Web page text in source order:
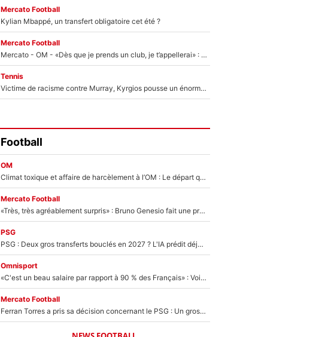
Mercato Football
Kylian Mbappé, un transfert obligatoire cet été ?
Mercato Football
Mercato - OM - «Dès que je prends un club, je t’appellerai» : La promesse de Marcelino au moment de claquer la porte
Tennis
Victime de racisme contre Murray, Kyrgios pousse un énorme coup de gueule !
Football
OM
Climat toxique et affaire de harcèlement à l’OM : Le départ qui soulage le vestiaire de Bruno Genesio
Mercato Football
«Très, très agréablement surpris» : Bruno Genesio fait une promesse pour la suite du mercato de l’OM et rassure les supporters
PSG
PSG : Deux gros transferts bouclés en 2027 ? L'IA prédit déjà les deux joueurs qui pourraient rejoindre Luis Enrique !
Omnisport
«C'est un beau salaire par rapport à 90 % des Français» : Voilà combien touchait Nelson Monfort sur France Télévisions avant de rejoindre CNews
Mercato Football
Ferran Torres a pris sa décision concernant le PSG : Un gros club étranger prêt à relancer le feuilleton pour la signature du champion du monde 2026 !